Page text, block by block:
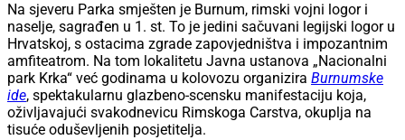
Na sjeveru Parka smješten je Burnum, rimski vojni logor i
naselje, sagrađen u 1. st. To je jedini sačuvani legijski logor u
Hrvatskoj, s ostacima zgrade zapovjedništva i impozantnim
amfiteatrom. Na tom lokalitetu Javna ustanova „Nacionalni
park Krka“ već godinama u kolovozu organizira Burnumske
ide, spektakularnu glazbeno-scensku manifestaciju koja,
oživljavajući svakodnevicu Rimskoga Carstva, okuplja na
tisuće oduševljenih posjetitelja.